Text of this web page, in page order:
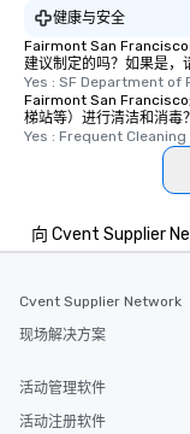
健康与安全
Fairmont San Francisco
建议制定的吗？如果是，
Yes : SF Department of
Fairmont San Francisco
梯站等）进行清洁和消毒
Yes : Frequent Cleaning
向 Cvent Supplier
Cvent Supplier Network
现场解决方案
活动管理软件
活动注册软件